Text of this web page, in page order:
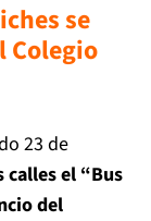
se
Colegio
23 de
calles el “Bus
del